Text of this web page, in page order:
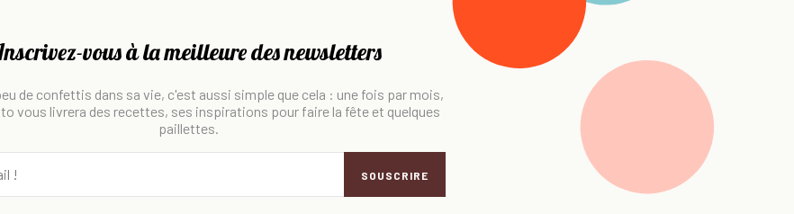
vous à la meilleure des newsletters
de confettis dans sa vie, c'est aussi simple que cela : une fois par mois,
vous livrera des recettes, ses inspirations pour faire la fête et quelques
paillettes.
SOUSCRIRE